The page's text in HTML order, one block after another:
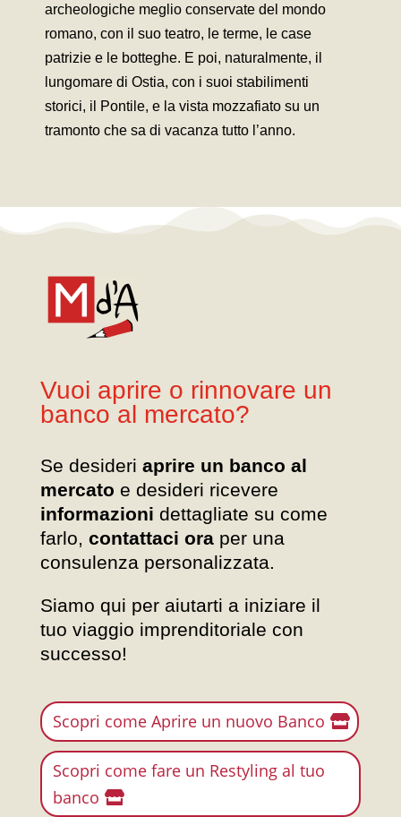
archeologiche meglio conservate del mondo
romano, con il suo teatro, le terme, le case
patrizie e le botteghe. E poi, naturalmente, il
lungomare di Ostia, con i suoi stabilimenti
storici, il Pontile, e la vista mozzafiato su un
tramonto che sa di vacanza tutto l’anno.
Vuoi aprire o rinnovare un
banco al mercato?
Se desideri aprire un banco al
mercato e desideri ricevere
informazioni dettagliate su come
farlo, contattaci oraper una
consulenza personalizzata.
Siamo qui per aiutarti a iniziare il
tuo viaggio imprenditoriale con
successo!
Scopri come Aprire un nuovo Banco
Scopri come fare un Restyling al tuo
banco